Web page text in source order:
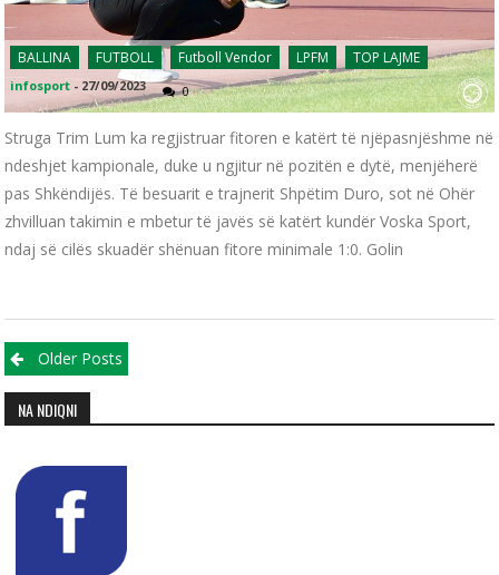
BALLINA FUTBOLL Futboll Vendor LPFM TOP LAJME
infosport - 27/09/2023 0
Struga Trim Lum ka regjistruar fitoren e katërt të njëpasnjëshme në
ndeshjet kampionale, duke u ngjitur në pozitën e dytë, menjëherë
pas Shkëndijës. Të besuarit e trajnerit Shpëtim Duro, sot në Ohër
zhvilluan takimin e mbetur të javës së katërt kundër Voska Sport,
ndaj së cilës skuadër shënuan fitore minimale 1:0. Golin
Posts navigation
Older Posts
NA NDIQNI